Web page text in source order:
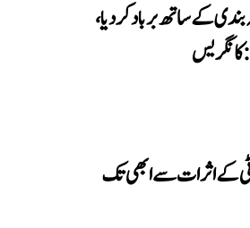
کے ساتھ برباد کر دیا،
کانگریس
ٹی کے اثرات سے ابھی تک